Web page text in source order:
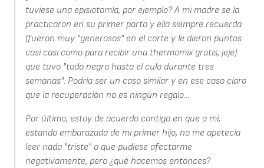
tuviese una episiotomía, por ejemplo? A mi madre se la
practicaron en su primer parto y ella siempre recuerda
(fueron muy "generosos" en el corte y le dieron puntos
casi casi como para recibir una thermomix gratis, jeje)
que tuvo "todo negro hasta el culo durante tres
semanas". Podría ser un caso similar y en ese caso claro
que la recuperación no es ningún regalo...
Por último, estoy de acuerdo contigo en que a mí,
estando embarazada de mi primer hijo, no me apetecía
leer nada "triste" o que pudiese afectarme
negativamente, pero ¿qué hacemos entonces?